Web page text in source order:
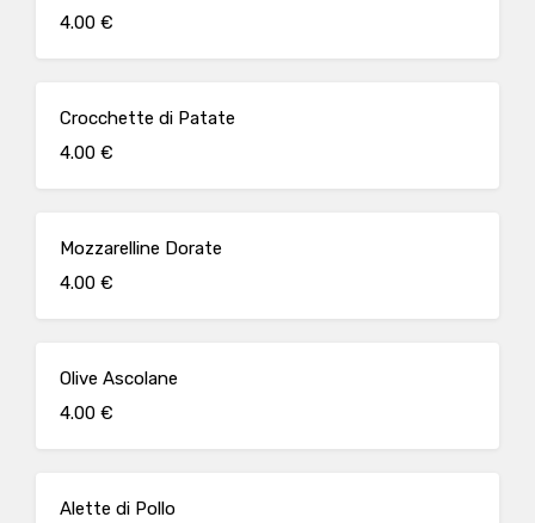
4.00 €
Crocchette di Patate
4.00 €
Mozzarelline Dorate
4.00 €
Olive Ascolane
4.00 €
Alette di Pollo